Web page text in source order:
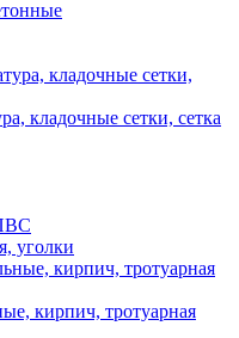
кладочные сетки, сетка
уголки
кирпич, тротуарная